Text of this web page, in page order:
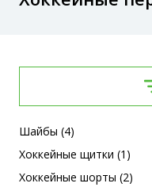
Шайбы (4)
Хоккейные щитки (1)
Хоккейные шорты (2)